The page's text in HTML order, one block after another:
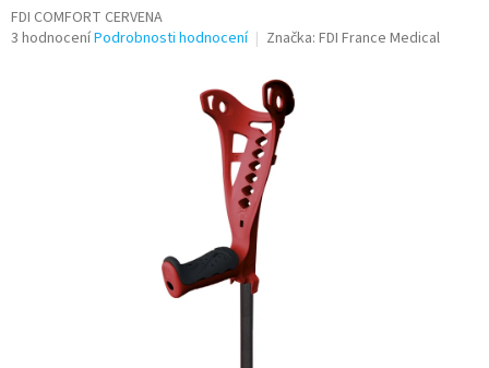
FDI COMFORT CERVENA
Průměrné
3 hodnoceníPodrobnosti hodnocení Značka: FDI France Medical